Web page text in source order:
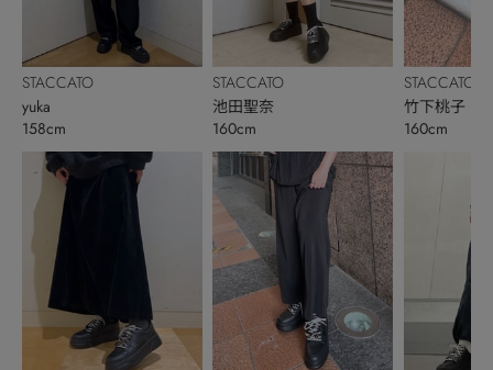
STACCATO
yuka
158cm
STACCATO
池田聖奈
160cm
STACCATO
竹下桃子
160cm